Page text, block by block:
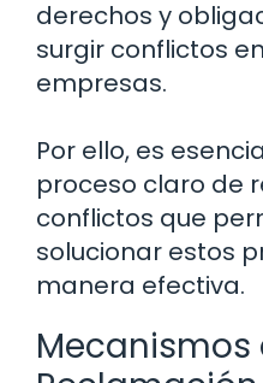
derechos y
surgir conflictos
empresas.
Por ello, es
proceso claro de
conflictos que
solucionar estos
manera efectiva.
Mecanismos